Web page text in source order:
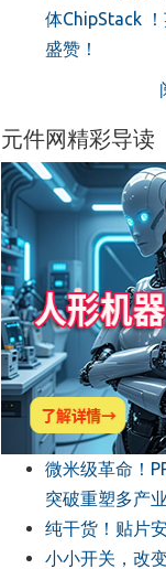
体ChipStack
盛赞！
元件网精彩导读
微米级革命！
突破重塑多产
纯干货！贴片
小小开关，改